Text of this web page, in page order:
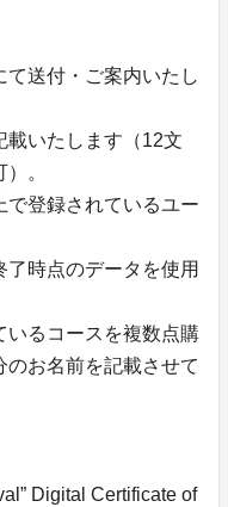
送付・ご案内いたし
いたします（12文
。
登録されているユー
時点のデータを使用
るコースを複数点購
のお名前を記載させて
Digital Certificate of